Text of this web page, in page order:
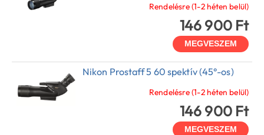
Rendelésre (1-2 héten belül)
146 900 Ft
MEGVESZEM
Nikon Prostaff 5 60 spektív (45°-os)
Rendelésre (1-2 héten belül)
146 900 Ft
MEGVESZEM